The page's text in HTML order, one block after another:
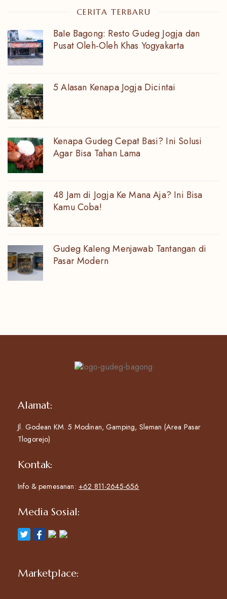
CERITA TERBARU
Bale Bagong: Resto Gudeg Jogja dan
Pusat Oleh-Oleh Khas Yogyakarta
5 Alasan Kenapa Jogja Dicintai
Kenapa Gudeg Cepat Basi? Ini Solusi
Agar Bisa Tahan Lama
48 Jam di Jogja Ke Mana Aja? Ini Bisa
Kamu Coba!
Gudeg Kaleng Menjawab Tantangan di
Pasar Modern
Alamat:
Jl. Godean KM. 5 Modinan, Gamping, Sleman (Area Pasar
Tlogorejo)
Kontak:
Info & pemesanan: +62 811-2645-656
Media Sosial:
Marketplace: